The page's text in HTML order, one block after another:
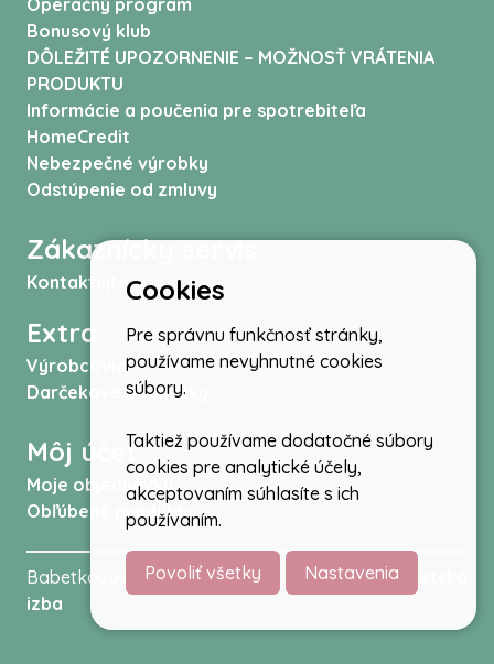
Operačný program
Bonusový klub
DÔLEŽITÉ UPOZORNENIE – MOŽNOSŤ VRÁTENIA
PRODUKTU
Informácie a poučenia pre spotrebiteľa
HomeCredit
Nebezpečné výrobky
Odstúpenie od zmluvy
Zákaznícky servis
Kontaktujte nás
Extra
Výrobcovia
Darčekové poukážky
Môj účet
Moje objednávky
Obľúbené produkty
Babetkovo.sk © 2026 -Kočíky autosedačky,
izba
Cookies
Pre správnu funkčnosť stránky,
používame nevyhnutné cookies
súbory.
Taktiež používame dodatočné súbory
cookies pre analytické účely,
akceptovaním súhlasíte s ich
používaním.
Povoliť všetky Nastavenia